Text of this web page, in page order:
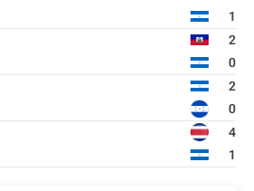
1
2
0
2
0
4
1